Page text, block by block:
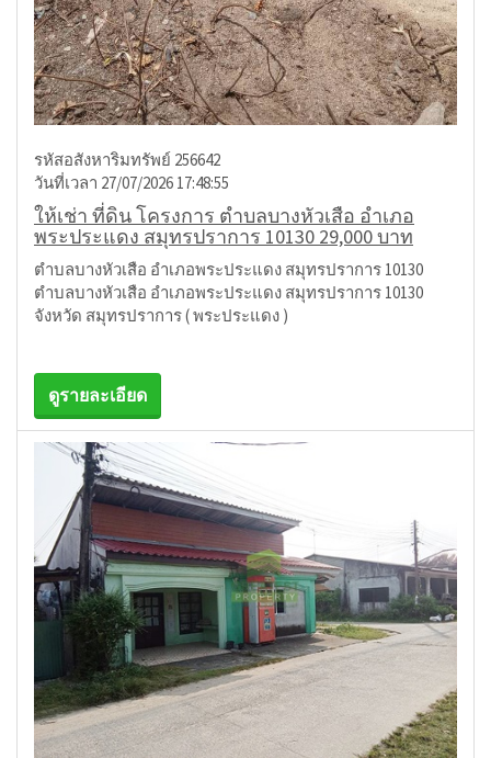
รหัสอสังหาริมทรัพย์ 256642
วันที่เวลา 27/07/2026 17:48:55
ให้เช่า ที่ดิน โครงการ ตำบลบางหัวเสือ อำเภอ
พระประแดง สมุทรปราการ 10130 29,000 บาท
ตำบลบางหัวเสือ อำเภอพระประแดง สมุทรปราการ 10130
ตำบลบางหัวเสือ อำเภอพระประแดง สมุทรปราการ 10130
จังหวัด สมุทรปราการ ( พระประแดง )
ดูรายละเอียด